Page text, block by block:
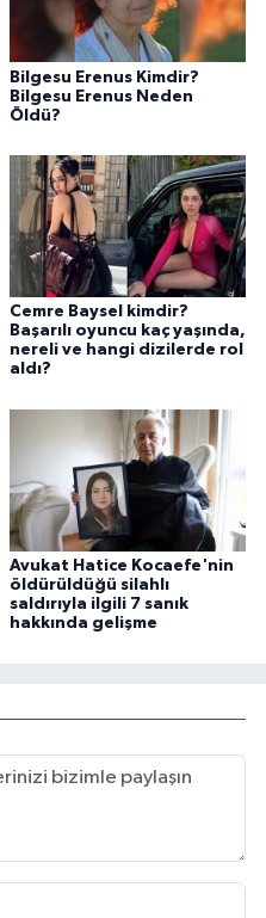
Bilgesu Erenus Kimdir?
Bilgesu Erenus Neden
Öldü?
Cemre Baysel kimdir?
Başarılı oyuncu kaç yaşında,
nereli ve hangi dizilerde rol
aldı?
Avukat Hatice Kocaefe'nin
öldürüldüğü silahlı
saldırıyla ilgili 7 sanık
hakkında gelişme